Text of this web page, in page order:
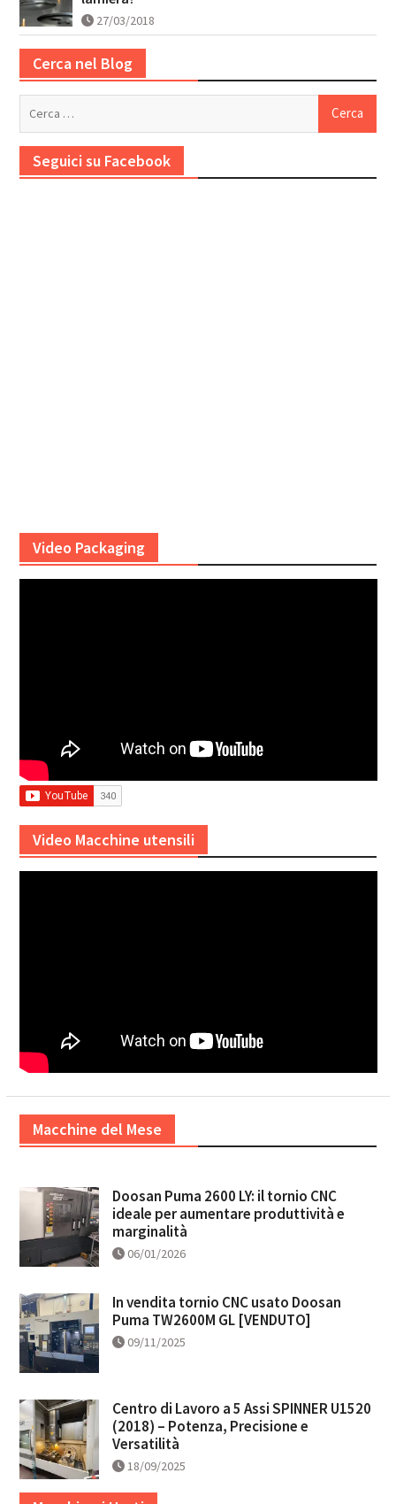
27/03/2018
Cerca nel Blog
Seguici su Facebook
Video Packaging
Video Macchine utensili
Macchine del Mese
Doosan Puma 2600 LY: il tornio CNC
ideale per aumentare produttività e
marginalità
06/01/2026
In vendita tornio CNC usato Doosan
Puma TW2600M GL [VENDUTO]
09/11/2025
Centro di Lavoro a 5 Assi SPINNER U1520
(2018) – Potenza, Precisione e
Versatilità
18/09/2025